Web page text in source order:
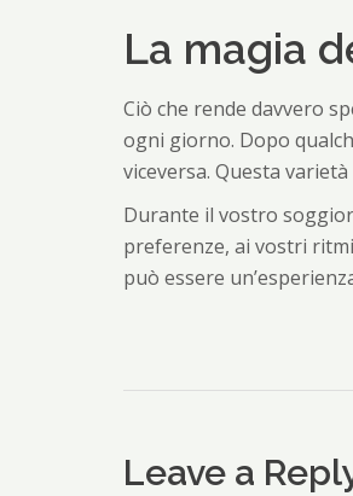
La magia
Ciò che rende davvero
ogni giorno. Dopo
viceversa. Questa
Durante il vostro
preferenze, ai vostri
può essere
Leave a